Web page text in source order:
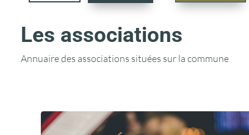
Les associations
Annuaire des associations situées sur la commune